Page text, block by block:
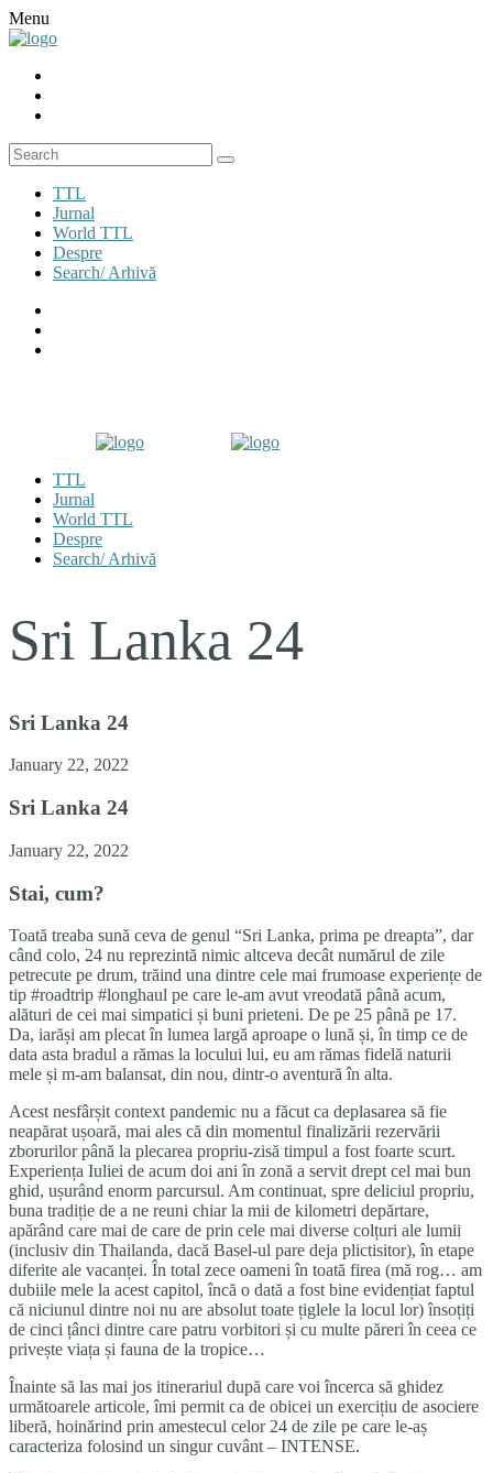
Menu
TTL
Jurnal
World TTL
Despre
Search/ Arhivă
TTL
Jurnal
World TTL
Despre
Search/ Arhivă
Sri Lanka 24
Sri Lanka 24
January 22, 2022
Sri Lanka 24
January 22, 2022
Stai, cum?
Toată treaba sună ceva de genul “Sri Lanka, prima pe dreapta”, dar
când colo, 24 nu reprezintă nimic altceva decât numărul de zile
petrecute pe drum, trăind una dintre cele mai frumoase experiențe de
tip #roadtrip #longhaul pe care le-am avut vreodată până acum,
alături de cei mai simpatici și buni prieteni. De pe 25 până pe 17.
Da, iarăși am plecat în lumea largă aproape o lună și, în timp ce de
data asta bradul a rămas la locului lui, eu am rămas fidelă naturii
mele și m-am balansat, din nou, dintr-o aventură în alta.
Acest nesfârșit context pandemic nu a făcut ca deplasarea să fie
neapărat ușoară, mai ales că din momentul finalizării rezervării
zborurilor până la plecarea propriu-zisă timpul a fost foarte scurt.
Experiența Iuliei de acum doi ani în zonă a servit drept cel mai bun
ghid, ușurând enorm parcursul. Am continuat, spre deliciul propriu,
buna tradiție de a ne reuni chiar la mii de kilometri depărtare,
apărând care mai de care de prin cele mai diverse colțuri ale lumii
(inclusiv din Thailanda, dacă Basel-ul pare deja plictisitor), în etape
diferite ale vacanței. În total zece oameni în toată firea (mă rog… am
dubiile mele la acest capitol, încă o dată a fost bine evidențiat faptul
că niciunul dintre noi nu are absolut toate țiglele la locul lor) însoțiți
de cinci țânci dintre care patru vorbitori și cu multe păreri în ceea ce
privește viața și fauna de la tropice…
Înainte să las mai jos itinerariul după care voi încerca să ghidez
următoarele articole, îmi permit ca de obicei un exercițiu de asociere
liberă, hoinărind prin amestecul celor 24 de zile pe care le-aș
caracteriza folosind un singur cuvânt – INTENSE.